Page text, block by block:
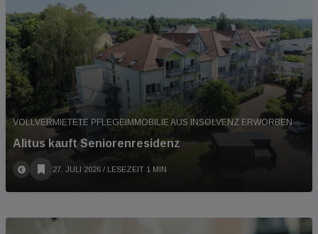
VOLLVERMIETETE PFLEGEIMMOBILIE AUS INSOLVENZ ERWORBEN
Alìtus kauft Seniorenresidenz
27. JULI 2026 / LESEZEIT 1 MIN